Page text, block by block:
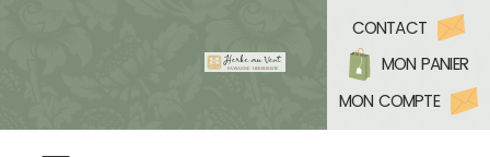
CONTACT
MON PANIER
MON COMPTE